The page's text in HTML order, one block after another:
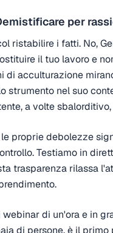
per
ristabilire i fatti. No,
il tuo lavoro e
di acculturazione
strumento nel suo
a volte
proprie debolezze
Testiamo in
trasparenza rilassa
webinar di un'ora e in
di persone, è il primo